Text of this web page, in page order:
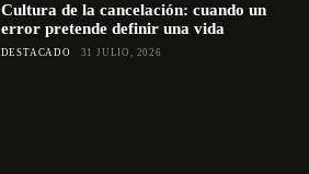
Cultura de la cancelación: cuando un
error pretende definir una vida
DESTACADO 31 JULIO, 2026